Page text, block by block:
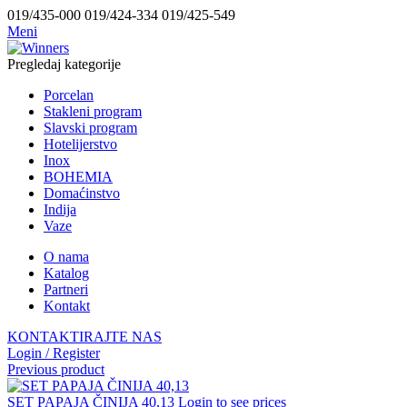
019/435-000 019/424-334 019/425-549
Meni
Pregledaj kategorije
Porcelan
Stakleni program
Slavski program
Hotelijerstvo
Inox
BOHEMIA
Domaćinstvo
Indija
Vaze
O nama
Katalog
Partneri
Kontakt
KONTAKTIRAJTE NAS
Login / Register
Previous product
SET PAPAJA ČINIJA 40,13 Login to see prices